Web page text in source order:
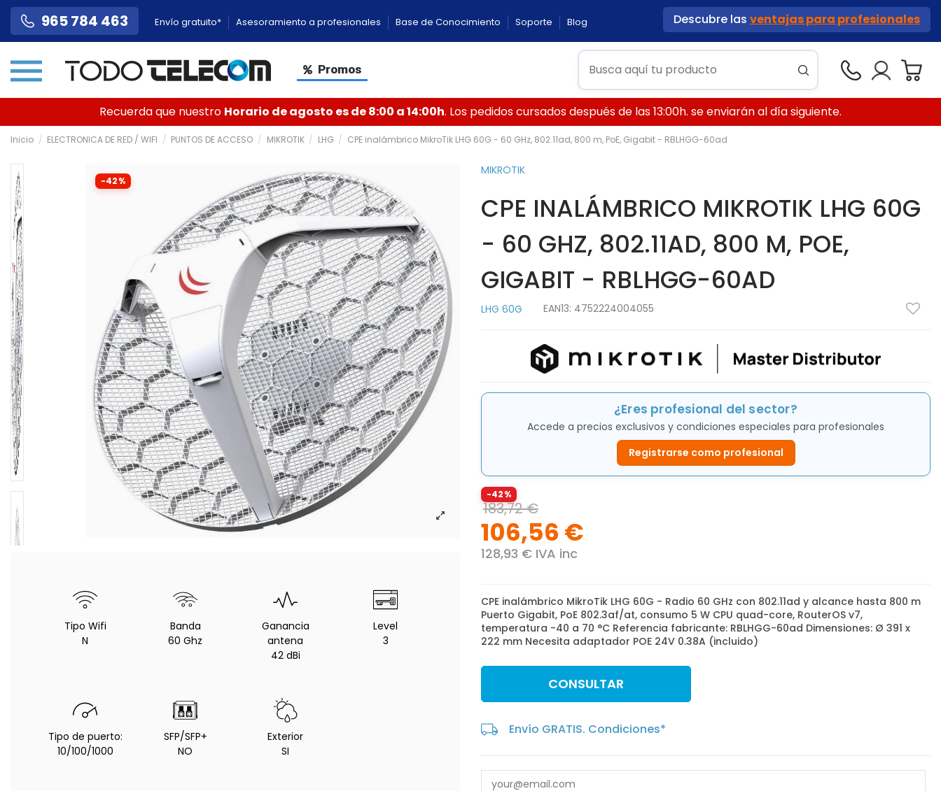
965 784 463 Envío gratuito* Asesoramiento a profesionales Base de Conocimiento Soporte Blog Descubre las ventajas para profesionales
Promos
Recuerda que nuestro Horario de agosto es de 8:00 a 14:00h. Los pedidos cursados después de las 13:00h. se enviarán al día siguiente.
Inicio ELECTRONICA DE RED / WIFI PUNTOS DE ACCESO MIKROTIK LHG CPE inalámbrico MikroTik LHG 60G - 60 GHz, 802.11ad, 800 m, PoE, Gigabit - RBLHGG-60ad
-42%
Tipo Wifi
N
Banda
60 Ghz
Ganancia
antena
42 dBi
Level
3
Tipo de puerto:
10/100/1000
SFP/SFP+
NO
Exterior
SI
MIKROTIK
CPE INALÁMBRICO MIKROTIK LHG 60G
- 60 GHZ, 802.11AD, 800 M, POE,
GIGABIT - RBLHGG-60AD
LHG 60G EAN13: 4752224004055
¿Eres profesional del sector?
Accede a precios exclusivos y condiciones especiales para profesionales
Registrarse como profesional
-42%
183,72 €
106,56 €
128,93 € IVA inc
CPE inalámbrico MikroTik LHG 60G - Radio 60 GHz con 802.11ad y alcance hasta 800 m
Puerto Gigabit, PoE 802.3af/at, consumo 5 W CPU quad-core, RouterOS v7,
temperatura -40 a 70 °C Referencia fabricante: RBLHGG-60ad Dimensiones: Ø 391 x
222 mm Necesita adaptador POE 24V 0.38A (incluido)
CONSULTAR
Envío GRATIS. Condiciones*